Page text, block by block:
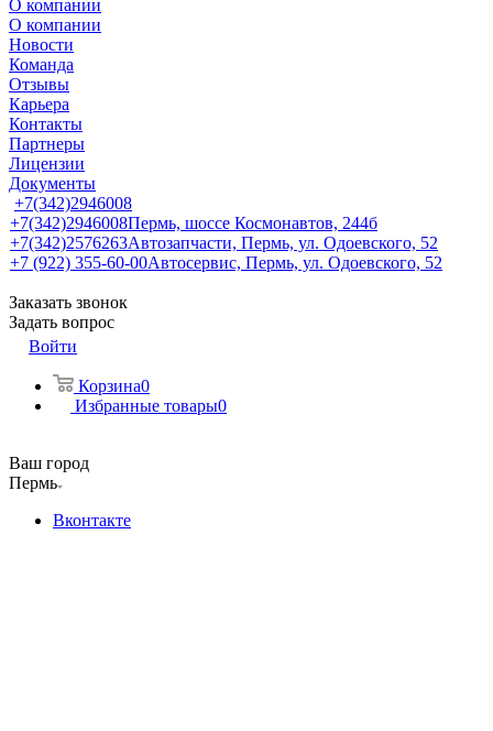
О компании
О компании
Новости
Команда
Отзывы
Карьера
Контакты
Партнеры
Лицензии
Документы
+7(342)2946008
+7(342)2946008Пермь, шоссе Космонавтов, 244б
+7(342)2576263Автозапчасти, Пермь, ул. Одоевского, 52
+7 (922) 355-60-00Автосервис, Пермь, ул. Одоевского, 52
Заказать звонок
Задать вопрос
Войти
Корзина0
Избранные товары0
Ваш город
Пермь
Вконтакте